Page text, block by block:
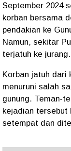
September 2024
korban bersama
pendakian ke
Namun, sekitar
terjatuh ke jurang.
Korban jatuh dari
menuruni salah
gunung. Teman-
kejadian tersebut
setempat dan